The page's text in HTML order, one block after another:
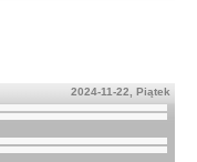
2024-11-22, Piątek